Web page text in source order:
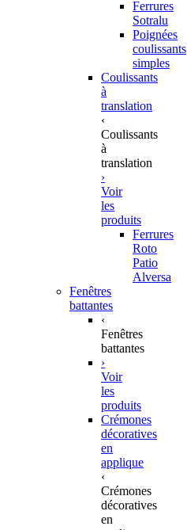
Ferrures
Sotralu
Poignées
coulissants
simples
Coulissants
à
translation
‹
Coulissants
à
translation
›
Voir
les
produits
Ferrures
Roto
Patio
Alversa
Fenêtres
battantes
‹
Fenêtres
battantes
›
Voir
les
produits
Crémones
décoratives
en
applique
‹
Crémones
décoratives
en